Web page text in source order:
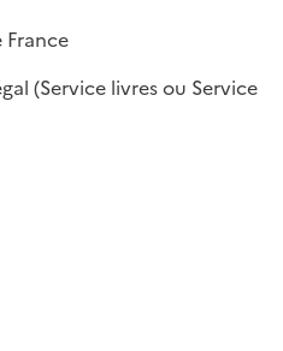
(Service livres ou Service